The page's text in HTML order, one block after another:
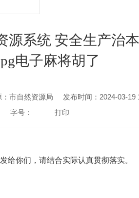
系统 安全生产治
电子麻将胡了
市自然资源局
发布时间：2024-03-19
字号：
打印
给你们，请结合实际认真贯彻落实。
3